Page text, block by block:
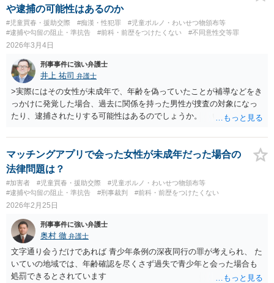
や逮捕の可能性はあるのか
#児童買春・援助交際 #痴漢・性犯罪
#児童ポルノ・わいせつ物頒布等
#逮捕や勾留の阻止・準抗告
#前科・前歴をつけたくない #不同意性交等罪
2026年3月4日
刑事事件に強い弁護士
井上 祐司 弁護士
>実際にはその女性が未成年で、年齢を偽っていたことが補導などをき
っかけに発覚した場合、過去に関係を持った男性が捜査の対象になっ
たり、逮捕されたりする可能性はあるのでしょうか。 いきなり逮捕
を契機に、青少年健全育成条例違反として任意捜査の対象となって摘
発・立件に至った実例は多数存在し、実際に見聞きもしています。
マッチングアプリで会った女性が未成年だった場合の
法律問題は？
#加害者 #児童買春・援助交際
#児童ポルノ・わいせつ物頒布等
#逮捕や勾留の阻止・準抗告
#刑事裁判 #前科・前歴をつけたくない
2026年2月25日
刑事事件に強い弁護士
奥村 徹 弁護士
文字通り会うだけであれば 青少年条例の深夜同行の罪が考えられ、 た
いていの地域では、年齢確認を尽くさず過失で青少年と会った場合も
処罰できるとされています